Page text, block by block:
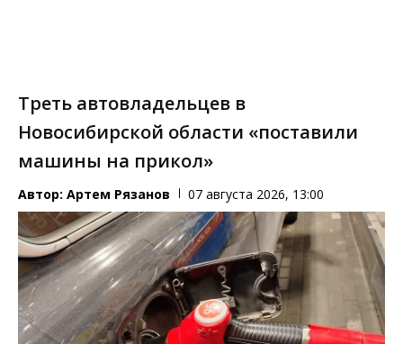
Треть автовладельцев в
Новосибирской области «поставили
машины на прикол»
Автор: Артем Рязанов 07 августа 2026, 13:00